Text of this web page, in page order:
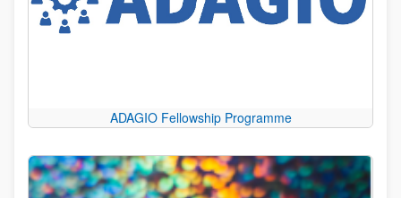
ADAGIO Fellowship Programme